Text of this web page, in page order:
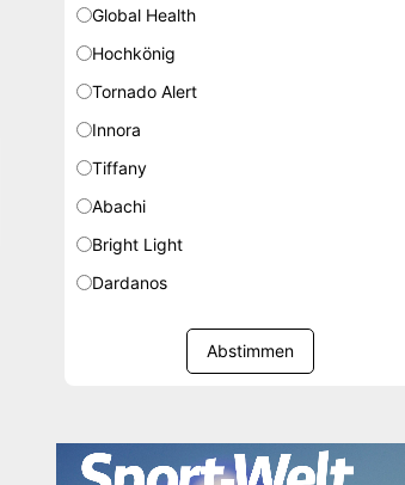
Global Health
Hochkönig
Tornado Alert
Innora
Tiffany
Abachi
Bright Light
Dardanos
Abstimmen